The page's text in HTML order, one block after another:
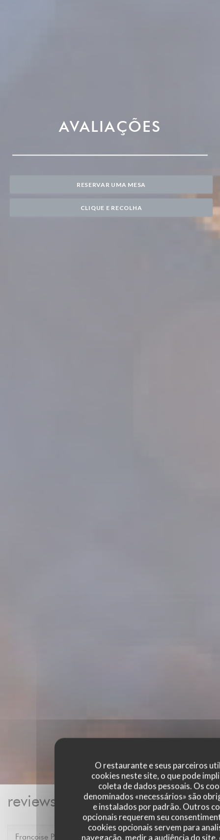
O restaurante e seus parceiros
cookies neste site, o que pode
coleta de dados pessoais. Os
denominados «necessários» são
e instalados por padrão. Outros
opcionais requerem seu
cookies opcionais servem para
navegação, medir a audiência do
AVALIAÇÕES
RESERVAR UMA MESA
CLIQUE E RECOLHA
Francoise P